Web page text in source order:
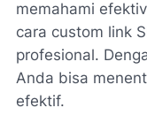
memahami
cara custom link
profesional.
Anda bisa
efektif.